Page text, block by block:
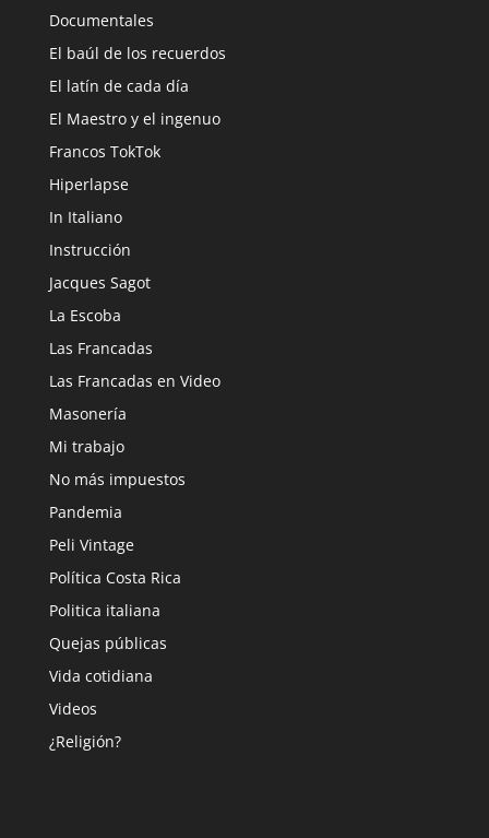
Documentales
El baúl de los recuerdos
El latín de cada día
El Maestro y el ingenuo
Francos TokTok
Hiperlapse
In Italiano
Instrucción
Jacques Sagot
La Escoba
Las Francadas
Las Francadas en Video
Masonería
Mi trabajo
No más impuestos
Pandemia
Peli Vintage
Política Costa Rica
Politica italiana
Quejas públicas
Vida cotidiana
Videos
¿Religión?